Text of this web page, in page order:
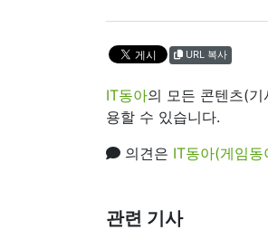
URL 복사
IT동아의 모든 콘텐츠(기
용할 수 있습니다.
의견은 IT동아(게임
관련 기사